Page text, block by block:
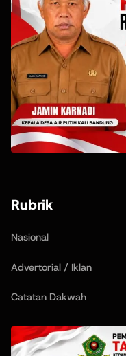
Rubrik
Nasional
Advertorial / Iklan
Catatan Dakwah